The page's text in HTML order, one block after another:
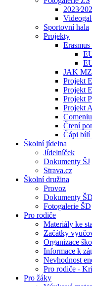
Sportovní hala
Projekty
Erasmus
JAK
Projekt
Projekt
Projekt
Projekt
Čtení
Čápi bílí
Školní jídelna
Jídelníček
Dokumenty ŠJ
Strava.cz
Školní družina
Provoz
Dokumenty ŠD
Fotogalerie ŠD
Pro rodiče
Materiály ke
Začátky
Organizace
Informace k
Nevhodnost
Pro rodiče -
Pro žáky